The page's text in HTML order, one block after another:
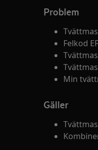
Problem
Felkod
Min
Gäller